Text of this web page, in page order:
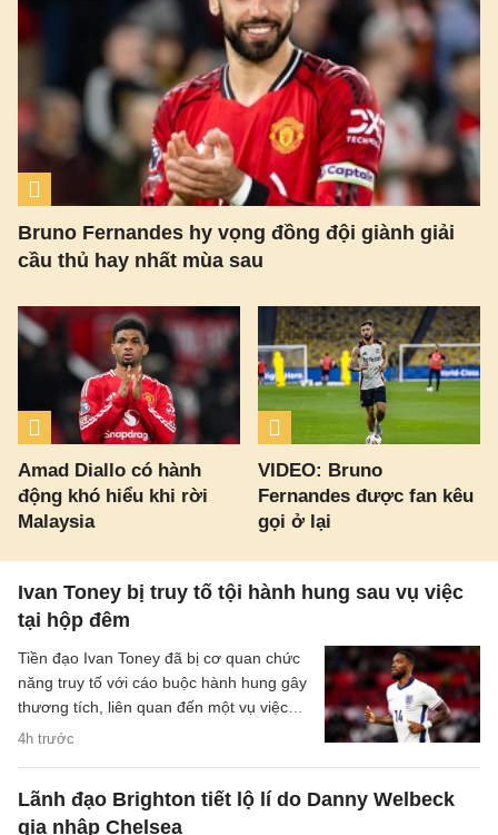
Bruno Fernandes hy vọng đồng đội giành giải
cầu thủ hay nhất mùa sau
Amad Diallo có hành
động khó hiểu khi rời
Malaysia
VIDEO: Bruno
Fernandes được fan kêu
gọi ở lại
Ivan Toney bị truy tố tội hành hung sau vụ việc
tại hộp đêm
4h trước
Tiền đạo Ivan Toney đã bị cơ quan chức
năng truy tố với cáo buộc hành hung gây
thương tích, liên quan đến một vụ việc
xảy ra tại hộp đêm vào tháng 12/2025.
Lãnh đạo Brighton tiết lộ lí do Danny Welbeck
gia nhập Chelsea